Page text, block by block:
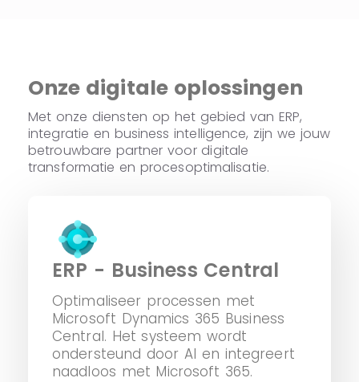
Onze digitale oplossingen
Met onze diensten op het gebied van ERP,
integratie en business intelligence, zijn we jouw
betrouwbare partner voor digitale
transformatie en procesoptimalisatie.
ERP - Business Central
Optimaliseer processen met
Microsoft Dynamics 365 Business
Central. Het systeem wordt
ondersteund door AI en integreert
naadloos met Microsoft 365.